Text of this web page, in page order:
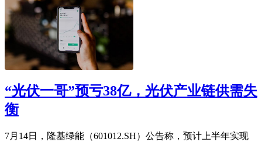
“光伏一哥”预亏38亿，光伏产业链供需失
衡
7月14日，隆基绿能（601012.SH）公告称，预计上半年实现